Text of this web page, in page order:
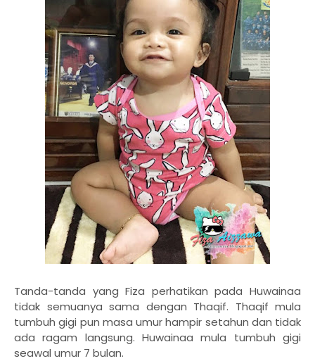
Tanda-tanda yang Fiza perhatikan pada Huwainaa
tidak semuanya sama dengan Thaqif. Thaqif mula
tumbuh gigi pun masa umur hampir setahun dan tidak
ada ragam langsung. Huwainaa mula tumbuh gigi
seawal umur 7 bulan.